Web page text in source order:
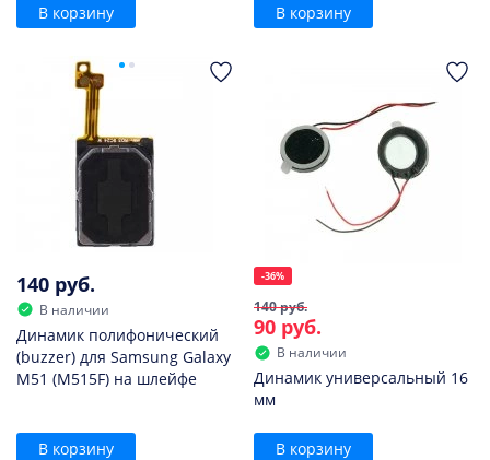
В корзину В корзину
140 руб.
В наличии
Динамик полифонический
(buzzer) для Samsung Galaxy
M51 (M515F) на шлейфе
В корзину
-36%
140 руб.
90 руб.
В наличии
Динамик универсальный 16
мм
В корзину